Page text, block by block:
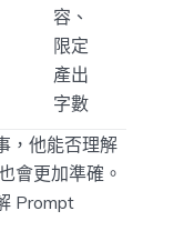
容、
限定
產出
字數
，他能否理解
會更加準確。
Prompt